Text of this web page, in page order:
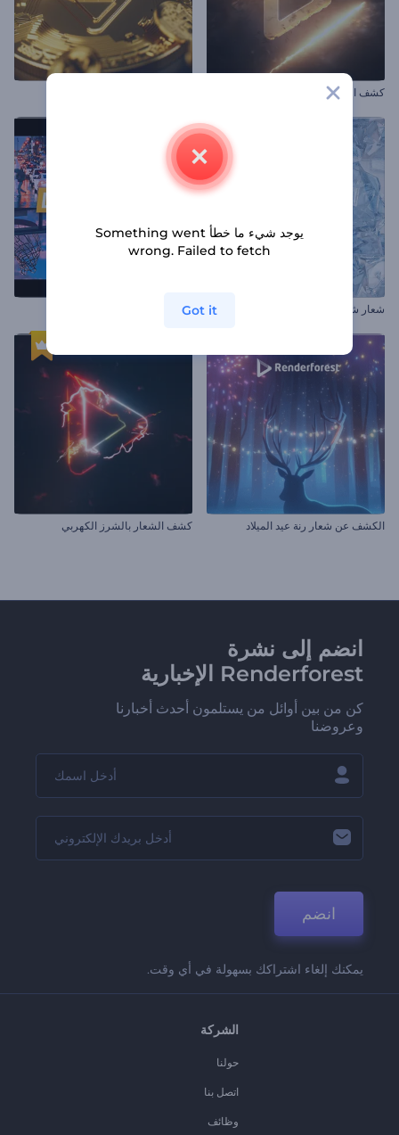
كشف الشعار بالشهب النارية
شعار شظايا الزجاج المكسور مقدمة ديناميكية حضارية
الكشف عن شعار رنة عيد الميلاد كشف الشعار بالشرز الكهربي
انضم إلى نشرة
Renderforest الإخبارية
كن من بين أوائل من يستلمون أحدث أخبارنا
وعروضنا
انضم
يمكنك إلغاء اشتراكك بسهولة في أي وقت.
الشركة
حولنا
اتصل بنا
وظائف
يوجد شيء ما خطأ Something went
wrong. Failed to fetch
Got it